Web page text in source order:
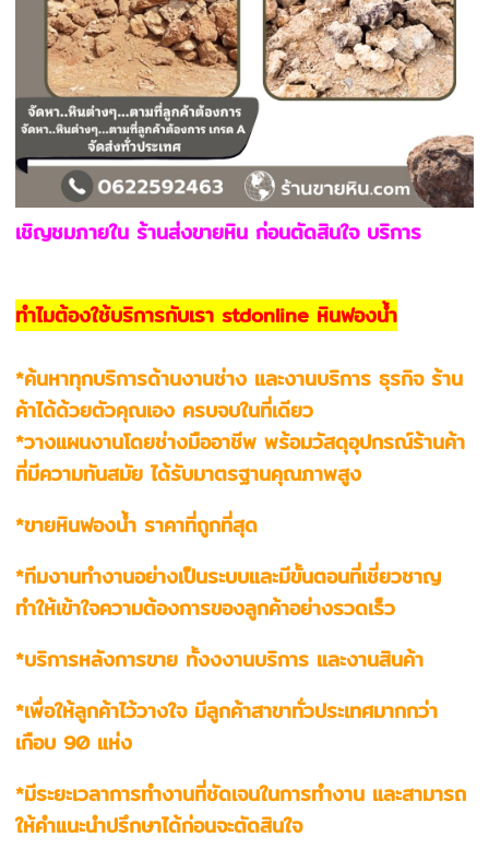
เชิญชมภายใน ร้านส่งขายหิน ก่อนตัดสินใจ บริการ
ทำไมต้องใช้บริการกับเรา stdonline หินฟองน้ำ
*ค้นหาทุกบริการด้านงานช่าง และงานบริการ ธุรกิจ ร้าน
ค้าได้ด้วยตัวคุณเอง ครบจบในที่เดียว
*วางแผนงานโดยช่างมืออาชีพ พร้อมวัสดุอุปกรณ์ร้านค้า
ที่มีความทันสมัย ได้รับมาตรฐานคุณภาพสูง
*ขายหินฟองน้ำ ราคาที่ถูกที่สุด
*ทีมงานทำงานอย่างเป็นระบบและมีขั้นตอนที่เชี่ยวชาญ
ทำให้เข้าใจความต้องการของลูกค้าอย่างรวดเร็ว
*บริการหลังการขาย ทั้งงงานบริการ และงานสินค้า
*เพื่อให้ลูกค้าไว้วางใจ มีลูกค้าสาขาทั่วประเทศมากกว่า
เกือบ 90 แห่ง
*มีระยะเวลาการทำงานที่ชัดเจนในการทำงาน และสามารถ
ให้คำแนะนำปรึกษาได้ก่อนจะตัดสินใจ